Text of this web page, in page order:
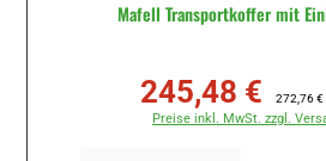
Mafell Transportkoffer mit
Verkaufspreis:
245,48 € 272,76 €
Preise inkl. MwSt. zzgl.